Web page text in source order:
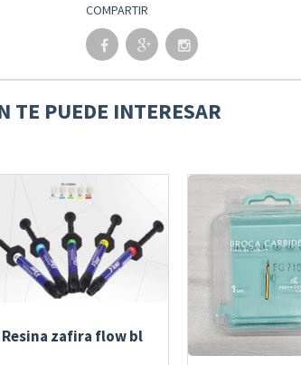
COMPARTIR
TE PUEDE INTERESAR
Resina zafira flow bl